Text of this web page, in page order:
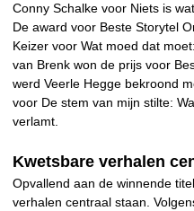
Conny Schalke voor Niets is
De award voor Beste Storytel
Keizer voor Wat moed dat
van Brenk won de prijs voor
werd Veerle Hegge bekroond
voor De stem van mijn stilte:
verlamt.
Kwetsbare verhalen
Opvallend aan de winnende
verhalen centraal staan.